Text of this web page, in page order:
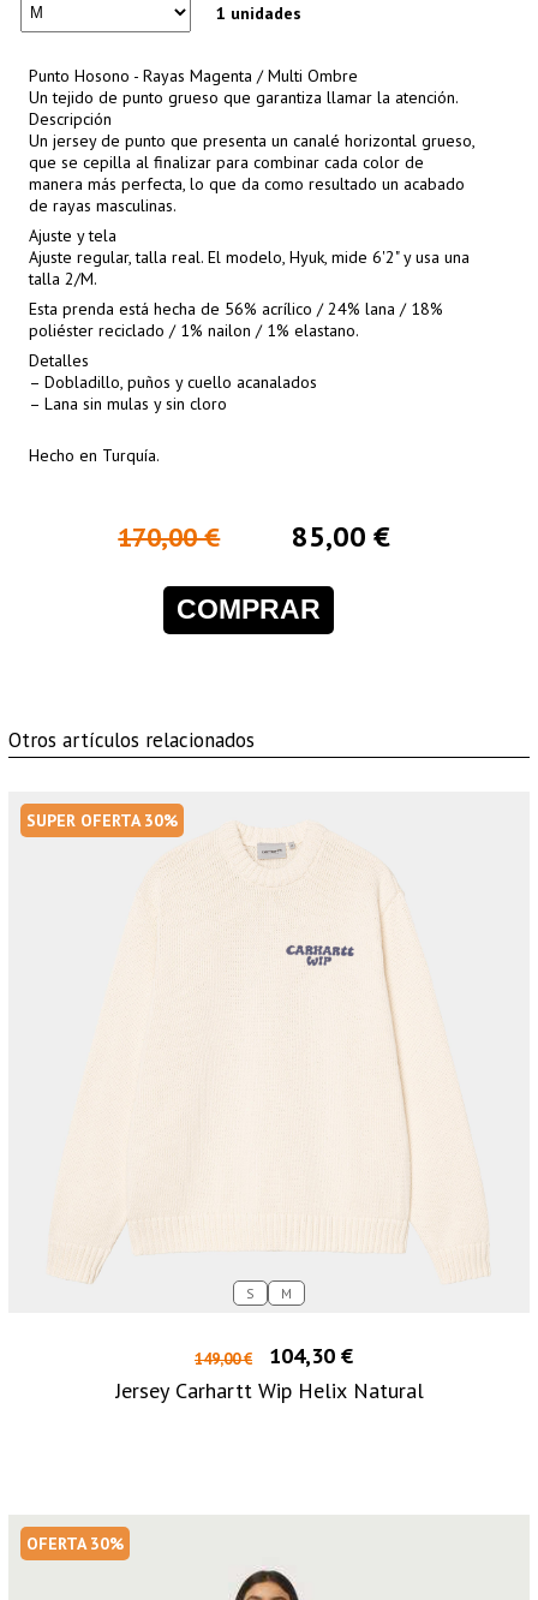
1 unidades
Punto Hosono - Rayas Magenta / Multi Ombre
Un tejido de punto grueso que garantiza llamar la atención.
Descripción
Un jersey de punto que presenta un canalé horizontal grueso,
que se cepilla al finalizar para combinar cada color de
manera más perfecta, lo que da como resultado un acabado
de rayas masculinas.
Ajuste y tela
Ajuste regular, talla real. El modelo, Hyuk, mide 6'2" y usa una
talla 2/M.
Esta prenda está hecha de 56% acrílico / 24% lana / 18%
poliéster reciclado / 1% nailon / 1% elastano.
Detalles
– Dobladillo, puños y cuello acanalados
– Lana sin mulas y sin cloro
Hecho en Turquía.
170,00 € 85,00 €
COMPRAR
Otros artículos relacionados
SUPER OFERTA 30%
S M
149,00 €
104,30 €
Jersey Carhartt Wip Helix Natural
OFERTA 30%